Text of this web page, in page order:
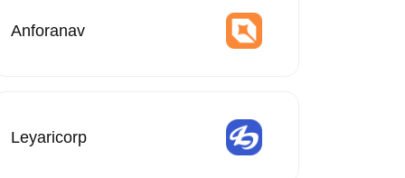
Anforanav
Leyaricorp